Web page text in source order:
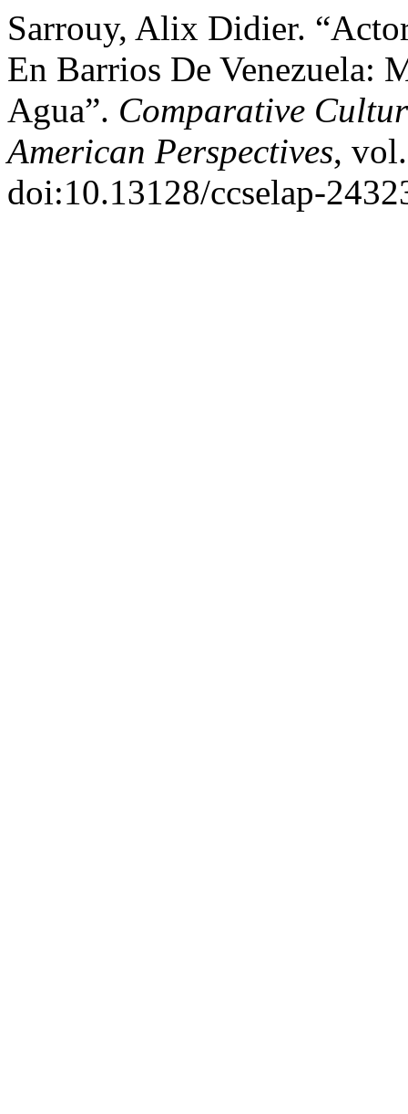
Sarrouy, Alix Didier.
En Barrios De Venezuela:
Agua”. Comparative
American Perspectives,
doi:10.13128/ccselap-